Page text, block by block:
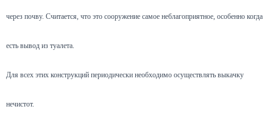
через почву. Считается, что это сооружение самое неблагоприятное, особенно когда
есть вывод из туалета.
Для всех этих конструкций периодически необходимо осуществлять выкачку
нечистот.